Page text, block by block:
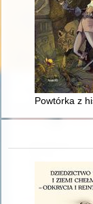
Powtórka z